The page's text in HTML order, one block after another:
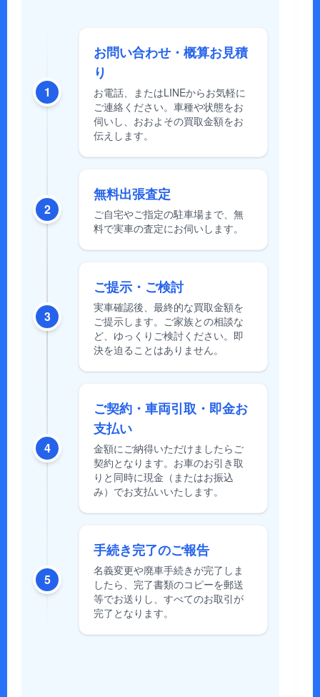
1
お問い合わせ・概算お見積
り
お電話、またはLINEからお気軽に
ご連絡ください。車種や状態をお
伺いし、おおよその買取金額をお
伝えします。
2
無料出張査定
ご自宅やご指定の駐車場まで、無
料で実車の査定にお伺いします。
3
ご提示・ご検討
実車確認後、最終的な買取金額を
ご提示します。ご家族との相談な
ど、ゆっくりご検討ください。即
決を迫ることはありません。
4
ご契約・車両引取・即金お
支払い
金額にご納得いただけましたらご
契約となります。お車のお引き取
りと同時に現金（またはお振込
み）でお支払いいたします。
5
手続き完了のご報告
名義変更や廃車手続きが完了しま
したら、完了書類のコピーを郵送
等でお送りし、すべてのお取引が
完了となります。